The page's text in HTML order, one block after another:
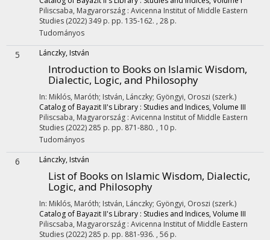
Piliscsaba, Magyarország : Avicenna Institut of Middle Eastern
Studies (2022)349 p. pp. 135-162. , 28 p.
Tudományos
5 Lánczky, István
Introduction to Books on Islamic Wisdom,
Dialectic, Logic, and Philosophy
In: Miklós, Maróth; István, Lánczky; Gyöngyi, Oroszi (szerk.)
Catalog of Bayazit II's Library : Studies and Indices, Volume III
Piliscsaba, Magyarország : Avicenna Institut of Middle Eastern
Studies (2022)285 p. pp. 871-880. , 10 p.
Tudományos
6 Lánczky, István
List of Books on Islamic Wisdom, Dialectic,
Logic, and Philosophy
In: Miklós, Maróth; István, Lánczky; Gyöngyi, Oroszi (szerk.)
Catalog of Bayazit II's Library : Studies and Indices, Volume III
Piliscsaba, Magyarország : Avicenna Institut of Middle Eastern
Studies (2022)285 p. pp. 881-936. , 56 p.